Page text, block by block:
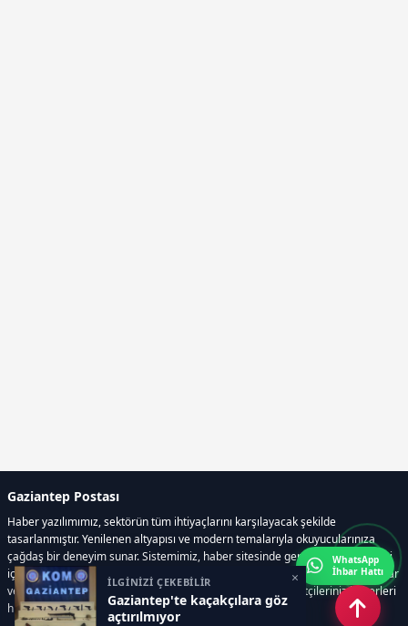
İLGİNİZİ ÇEKEBİLİR
Gaziantep'te kaçakçılara göz
açtırılmıyor
×
Gaziantep Postası
Haber yazılımımız, sektörün tüm ihtiyaçlarını karşılayacak şekilde
tasarlanmıştır. Yenilenen altyapısı ve modern temalarıyla okuyucularınıza
çağdaş bir deneyim sunar. Sistemimiz, haber sitesinde gerekli tüm modülleri
içerir. Siz içerik üretmeye odaklanırken, yazılımımız zamandan tasarruf sağlar
ve süreçlerinizi kolaylaştırır. Etkili arayüzü sayesinde ziyaretçileriniz haberleri
hızlı ve keyifle takip edebilir.
WhatsApp
İhbar Hattı